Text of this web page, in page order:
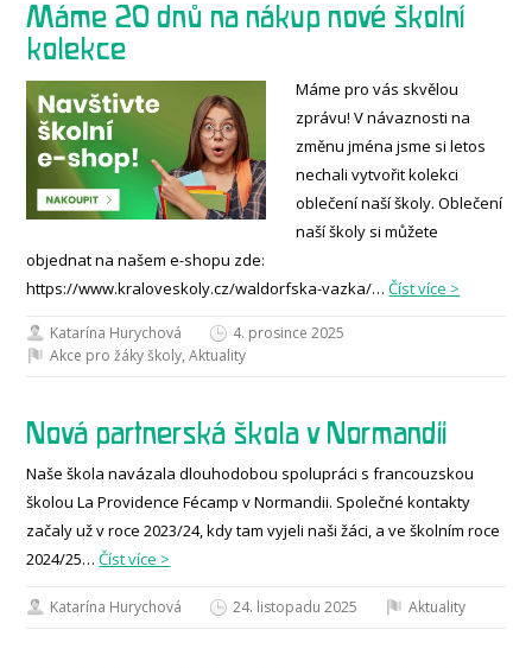
Máme 20 dnů na nákup nové školní
kolekce
Máme pro vás skvělou
zprávu! V návaznosti na
změnu jména jsme si letos
nechali vytvořit kolekci
oblečení naší školy. Oblečení
naší školy si můžete
objednat na našem e-shopu zde:
https://www.kraloveskoly.cz/waldorfska-vazka/…Číst více >
Katarína Hurychová
4. prosince 2025
Akce pro žáky školy,Aktuality
Nová partnerská škola v Normandii
Naše škola navázala dlouhodobou spolupráci s francouzskou
školou La Providence Fécamp v Normandii. Společné kontakty
začaly už v roce 2023/24, kdy tam vyjeli naši žáci, a ve školním roce
2024/25…Číst více >
Katarína Hurychová 24. listopadu 2025 Aktuality